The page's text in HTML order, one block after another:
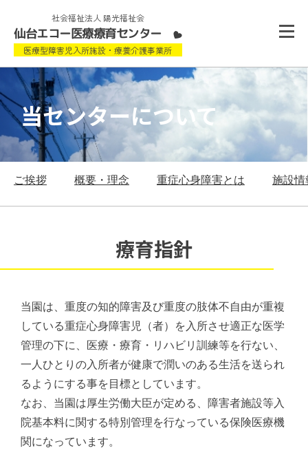
社会福祉法人 陽光福祉会
仙台エコー医療療育センター
医療型障害児入所施設・療養介護事業所
当センターについて
ご挨拶 概要・理念 重症心身障害とは 施設情
療育指針
当園は、重度の知的障害及び重度の肢体不自由が重複
している重症心身障害児（者）を入所させ適正な医学
管理の下に、医療・療育・リハビリ訓練等を行ない、
一人ひとりの入所者が健康で潤いのある生活を送られ
るようにする事を目標としています。
なお、当園は厚生労働大臣が定める、障害者施設等入
院基本料に関する特別管理を行なっている保険医療機
関になっています。